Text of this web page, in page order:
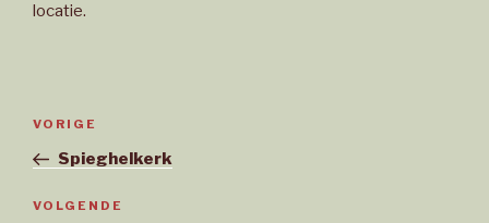
locatie.
Vorig
bericht
VORIGE
Spieghelkerk
Volgend
VOLGENDE